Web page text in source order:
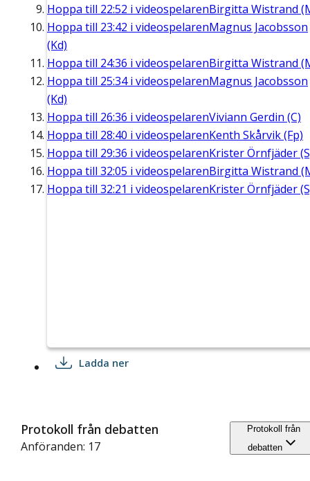
Hoppa till 22:52 i videospelarenBirgitta Wistrand
Hoppa till 23:42 i videospelarenMagnus Jacobsson
(Kd)
Hoppa till 24:36 i videospelarenBirgitta Wistrand
Hoppa till 25:34i videospelarenMagnus Jacobsson
(Kd)
Hoppa till 26:36 i videospelarenViviann Gerdin (C)
Hoppa till 28:40 i videospelarenKenth Skårvik (Fp)
Hoppa till 29:36 i videospelarenKrister Örnfjäder
Hoppa till 32:05 i videospelarenBirgitta Wistrand
Hoppa till 32:21 i videospelarenKrister Örnfjäder
Ladda ner
Protokoll från debatten
Anföranden: 17
Protokoll från
debatten